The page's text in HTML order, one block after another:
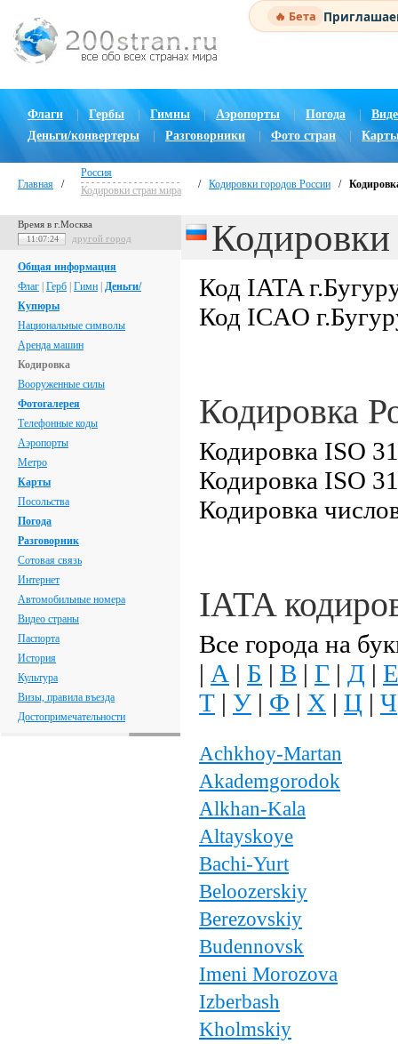
🔥 Бета
Флаги Гербы Гимны | Аэропорты Погода |
Деньги/конвертеры
Разговорники Фото стран
Главная /
Россия
Кодировки стран мира
/ Кодировки городов России /
Время в г.Москва
11:07:25 другой город
Общая информация
Флаг Герб Гимн Деньги/
Купюры
Национальные символы
Аренда машин
Кодировка
Вооруженные силы
Фотогалерея
Телефонные коды
Аэропорты
Метро
Карты
Посольства
Погода
Разговорник
Сотовая связь
Интернет
Автомобильные номера
Видео страны
Паспорта
История
Культура
Визы, правила въезда
Достопримечательности
Кодировки
Код IATA
Код ICAO
Кодировка
Кодировка ISO
Кодировка ISO
Кодировка
IATA
Все города на
| А | Б | В | Г | Д | Е
Т | У | Ф | Х | Ц | Ч
Achkhoy-Martan
Akademgorodok
Alkhan-Kala
Altayskoye
Bachi-Yurt
Beloozerskiy
Berezovskiy
Budennovsk
Imeni Morozova
Izberbash
Kholmskiy